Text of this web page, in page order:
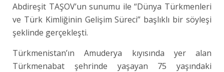
Abdireşit TAŞOV’un sunumu ile “Dünya Türkmenleri
ve Türk Kimliğinin Gelişim Süreci” başlıklı bir söyleşi
şeklinde gerçekleşti.
Türkmenistan’ın Amuderya kıyısında yer alan
Türkmenabat şehrinde yaşayan 75 yaşındaki